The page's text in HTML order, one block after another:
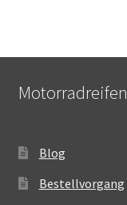
Motorradreifen
Blog
Bestellvorgang